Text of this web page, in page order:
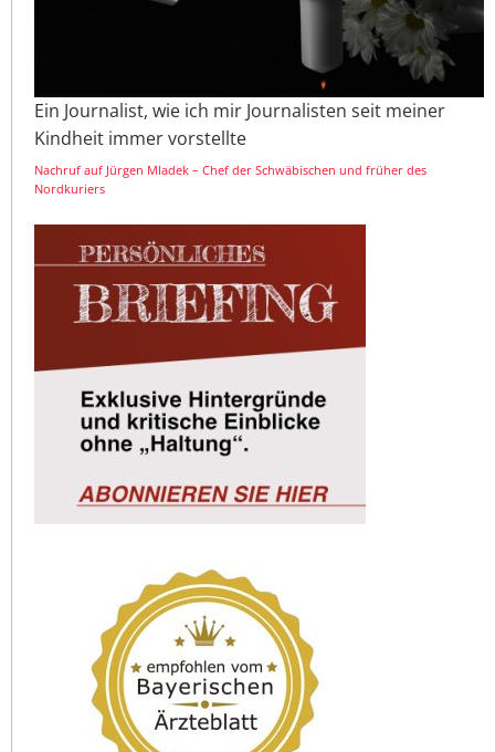
Ein Journalist, wie ich mir Journalisten seit meiner
Kindheit immer vorstellte
Nachruf auf Jürgen Mladek – Chef der Schwäbischen und früher des
Nordkuriers